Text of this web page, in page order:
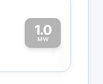
1.0
MW1